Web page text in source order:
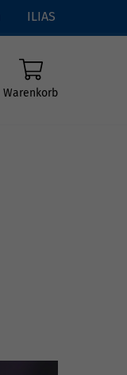
ILIAS
Warenkorb